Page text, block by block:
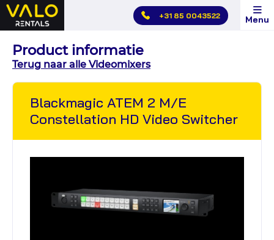
Hoofdmenu
overslaan
+31 85 0043522 Menu
Product informatie
Terug naar alle Videomixers
Blackmagic ATEM 2 M/E
Constellation HD Video Switcher